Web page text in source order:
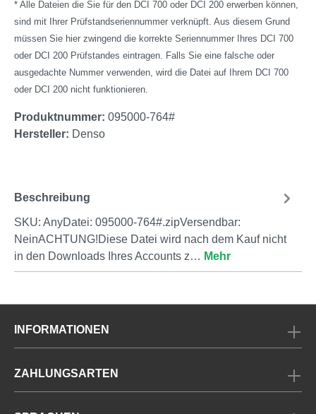
* Alle Dateien die Sie für den DCI 700 oder DCI 200 erwerben können,
sind mit Ihrer Prüfstandseriennummer verknüpft. Aus diesem Grund
müssen Sie hier zwingend die korrekte Seriennummer Ihres DCI 700
oder DCI 200 Prüfstandes eintragen. Falls Sie eine falsche oder
ausgedachte Nummer verwenden, wird die Datei auf Ihrem DCI 700
oder DCI 200 nicht funktionieren.
Produktnummer: 095000-764#
Hersteller: Denso
Beschreibung
SKU: AnyDatei: 095000-764#.zipVersendbar:
NeinACHTUNG!Diese Datei wird nach dem Kauf nicht
in den Downloads Ihres Accounts z… Mehr
INFORMATIONEN
ZAHLUNGSARTEN